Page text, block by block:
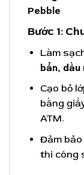
Pebble
Bước 1:
Làm
bẩn,
Cạo bỏ
bằng
ATM.
Đảm
thi công